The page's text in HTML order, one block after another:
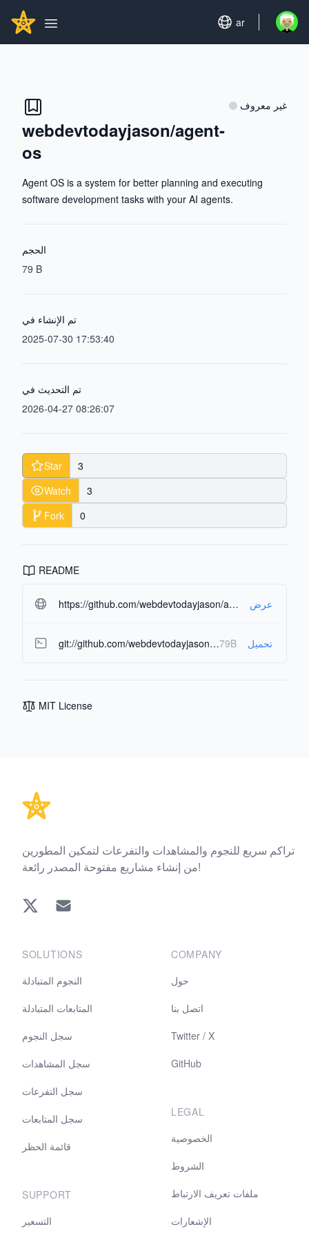
GITHUBSTAR
Open main menu
Set language
ar Open
webdevtodayjason/agent-
os
غير معروف
Agent OS is a system for better planning and executing
software development tasks with your AI agents.
الحجم
79 B
تم الإنشاء في
2025-07-30 17:53:40
تم التحديث في
2026-04-27 08:26:07
Star
3
Watch
3
Fork
0
README
https://github.com/webdevtodayjason/agent-os.git#readme-ov-file عرض
git://github.com/webdevtodayjason/agent-os.git79B تحميل
MIT License
تراكم سريع للنجوم والمشاهدات والتفرعات لتمكين المطورين
من إنشاء مشاريع مفتوحة المصدر رائعة!
Twitter EMAIL
SOLUTIONS
النجوم المتبادلة
المتابعات المتبادلة
سجل النجوم
سجل المشاهدات
سجل التفرعات
سجل المتابعات
قائمة الحظر
SUPPORT
التسعير
COMPANY
حول
اتصل بنا
Twitter / X
GitHub
LEGAL
الخصوصية
الشروط
ملفات تعريف الارتباط
الإشعارات